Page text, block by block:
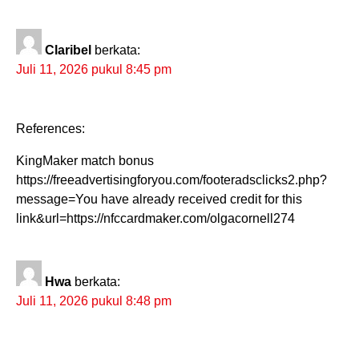
Claribel berkata:
Juli 11, 2026 pukul 8:45 pm
References:
KingMaker match bonus
https://freeadvertisingforyou.com/footeradsclicks2.php?
message=You have already received credit for this
link&url=https://nfccardmaker.com/olgacornell274
Hwa berkata:
Juli 11, 2026 pukul 8:48 pm